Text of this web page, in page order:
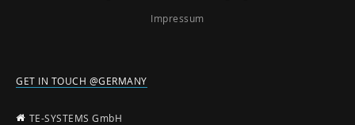
Impressum
GET IN TOUCH @GERMANY
TE-SYSTEMS GmbH